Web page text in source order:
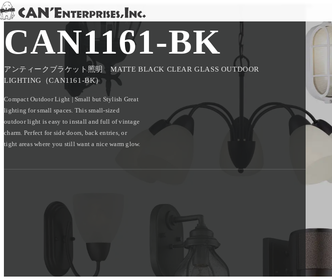
Skip to content
TOP / PRODUCT / CAN1161-BK
CAN1161-BK
アンティークブラケット照明 MATTE BLACK CLEAR GLASS OUTDOOR
LIGHTING（CAN1161-BK）
Compact Outdoor Light | Small but Stylish Great
lighting for small spaces. This small-sized
outdoor light is easy to install and full of vintage
charm. Perfect for side doors, back entries, or
tight areas where you still want a nice warm glow.